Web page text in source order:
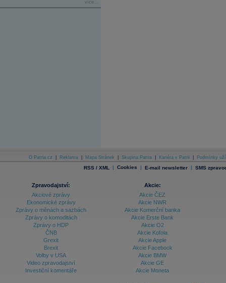
více...
O Patria.cz Reklama Mapa Stránek Skupina Patria Kariéra v Patrii Podmínky
RSS / XML | Cookies | E-mail newsletter | SMS
Zpravodajství:
Akciové zprávy
Ekonomické zprávy
Zprávy o měnách a sazbách
Zprávy o komoditách
Zprávy o HDP
ČNB
Grexit
Brexit
Volby v USA
Video zpravodajství
Investiční komentáře
Akcie:
Akcie ČEZ
Akcie NWR
Akcie Komerční banka
Akcie Erste Bank
Akcie O2
Akcie Kofola
Akcie Apple
Akcie Facebook
Akcie BMW
Akcie GE
Akcie Moneta